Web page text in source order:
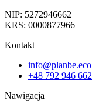
NIP: 5272946662
KRS: 0000877966
Kontakt
info@planbe.eco
+48 792 946 662
Nawigacja